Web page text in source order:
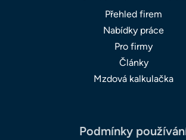
Přehled firem
Nabídky práce
Pro firmy
Články
Mzdová kalkulačka
Podmínky